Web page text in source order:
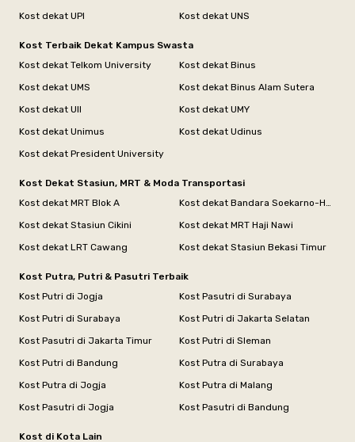
Kost dekat UPI
Kost dekat UNS
Kost Terbaik Dekat Kampus Swasta
Kost dekat Telkom University
Kost dekat Binus
Kost dekat UMS
Kost dekat Binus Alam Sutera
Kost dekat UII
Kost dekat UMY
Kost dekat Unimus
Kost dekat Udinus
Kost dekat President University
Kost Dekat Stasiun, MRT & Moda Transportasi
Kost dekat MRT Blok A
Kost dekat Bandara Soekarno-Hatta
Kost dekat Stasiun Cikini
Kost dekat MRT Haji Nawi
Kost dekat LRT Cawang
Kost dekat Stasiun Bekasi Timur
Kost Putra, Putri & Pasutri Terbaik
Kost Putri di Jogja
Kost Pasutri di Surabaya
Kost Putri di Surabaya
Kost Putri di Jakarta Selatan
Kost Pasutri di Jakarta Timur
Kost Putri di Sleman
Kost Putri di Bandung
Kost Putra di Surabaya
Kost Putra di Jogja
Kost Putra di Malang
Kost Pasutri di Jogja
Kost Pasutri di Bandung
Kost di Kota Lain